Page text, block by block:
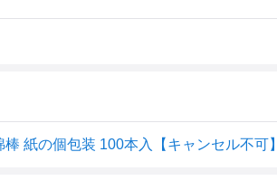
紙の個包装 100本入【キャンセル不可】